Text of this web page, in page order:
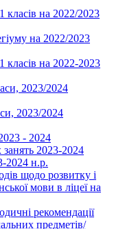
класів на 2022/2023
на 2022/2023
класів на 2022-2023
2023/2024
2023/2024
- 2024
2023-2024
2024 н.р.
щодо розвитку і
мови в ліцеї на
рекомендації
предметів/